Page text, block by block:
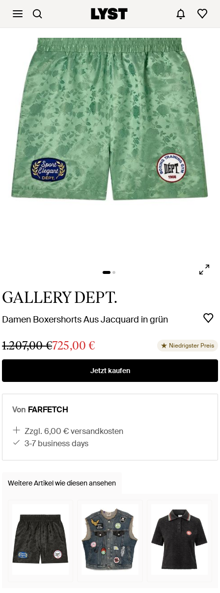
GALLERY DEPT.
Damen Boxershorts Aus Jacquard in grün
1.207,00 €725,00 € Niedrigster Preis
Jetzt kaufen
Von FARFETCH
zzgl. 6,00 € versandkosten
3-7 business days
Weitere Artikel wie diesen ansehen